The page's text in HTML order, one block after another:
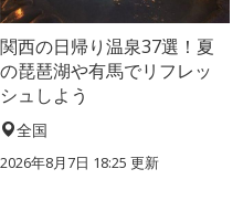
関西の日帰り温泉37選！夏
の琵琶湖や有馬でリフレッ
シュしよう
全国
2026年8月7日 18:25 更新